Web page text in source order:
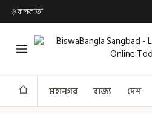
কলকাতা
মহানগর রাজ্য দেশ